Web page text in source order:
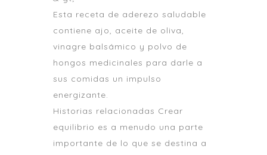
Esta receta de aderezo saludable
contiene ajo, aceite de oliva,
vinagre balsámico y polvo de
hongos medicinales para darle a
sus comidas un impulso
energizante.
Historias relacionadas Crear
equilibrio es a menudo una parte
importante de lo que se destina a